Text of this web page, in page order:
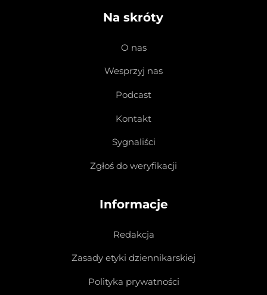
Na skróty
O nas
Wesprzyj nas
Podcast
Kontakt
Sygnaliści
Zgłoś do weryfikacji
Informacje
Redakcja
Zasady etyki dziennikarskiej
Polityka prywatności